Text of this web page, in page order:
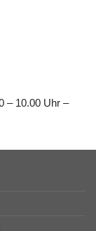
– 10.00 Uhr –